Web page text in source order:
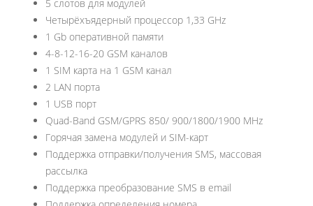
5 слотов для модулей
Четырёхъядерный процессор 1,33 GHz
1 Gb оперативной памяти
4-8-12-16-20 GSM каналов
1 SIM карта на 1 GSM канал
2 LAN порта
1 USB порт
Quad-Band GSM/GPRS 850/ 900/1800/1900 MHz
Горячая замена модулей и SIM-карт
Поддержка отправки/получения SMS, массовая
рассылка
Поддержка преобразование SMS в email